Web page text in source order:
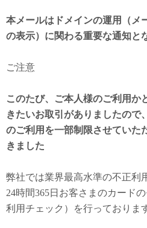
本メールはドメインの運用（メ
の表示）に関わる重要な通知と
ご注意
このたび、ご本人様のご利用か
きたいお取引がありましたので
のご利用を一部制限させていた
きました
弊社では業界最高水準の不正利
24時間365日お客さまのカード
利用チェック）を行っておりま